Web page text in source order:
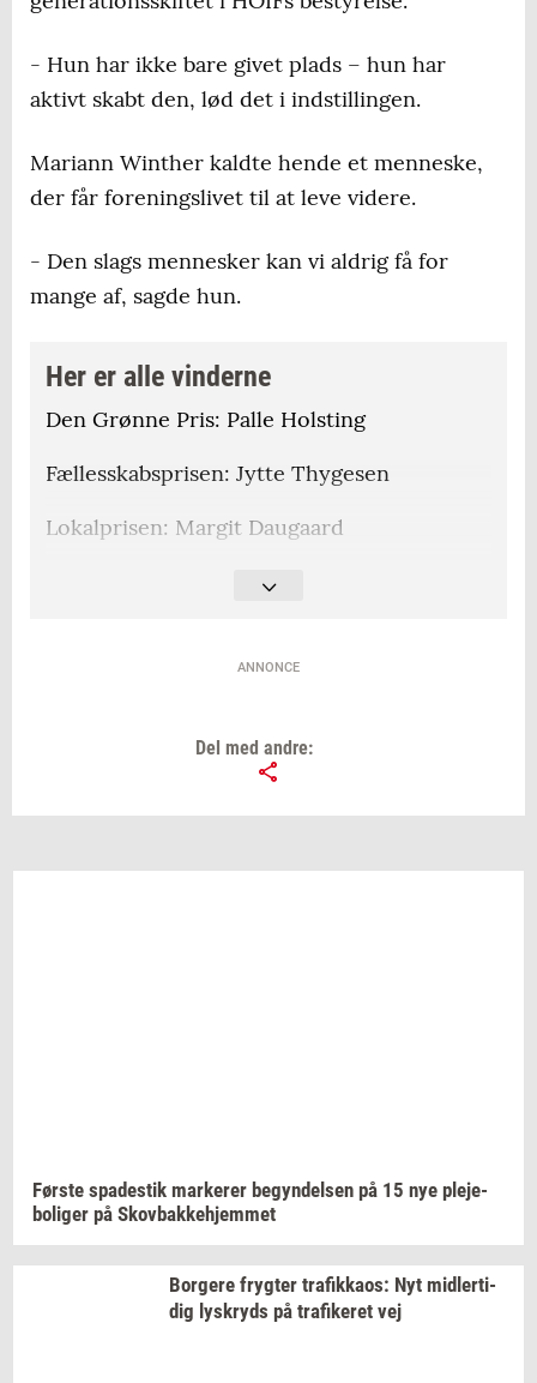
- Hun har ikke bare givet plads – hun har
aktivt skabt den, lød det i indstillingen.
Mariann Winther kaldte hende et menneske,
der får foreningslivet til at leve videre.
- Den slags mennesker kan vi aldrig få for
mange af, sagde hun.
Her er alle vinderne
Den Grønne Pris: Palle Holsting
Fællesskabsprisen: Jytte Thygesen
Lokalprisen: Margit Daugaard
Frivillighedsprisen: Frederik Maj
Æresprisen: Anna Marie Christensen
ANNONCE
Del med andre:
Før­ste spa­destik mar­ke­rer be­gyn­del­sen på 15 nye ple­je­
bo­li­ger på Sko­v­bak­ke­hjem­met
Bor­ge­re fryg­ter tra­fik­ka­os: Nyt mid­ler­ti­
dig lys­kryds på tra­fi­ke­ret vej